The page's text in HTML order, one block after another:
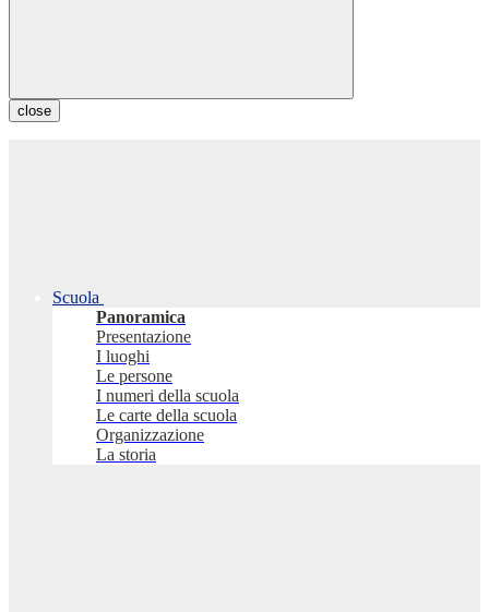
close
Scuola
Panoramica
Presentazione
I luoghi
Le persone
I numeri della scuola
Le carte della scuola
Organizzazione
La storia